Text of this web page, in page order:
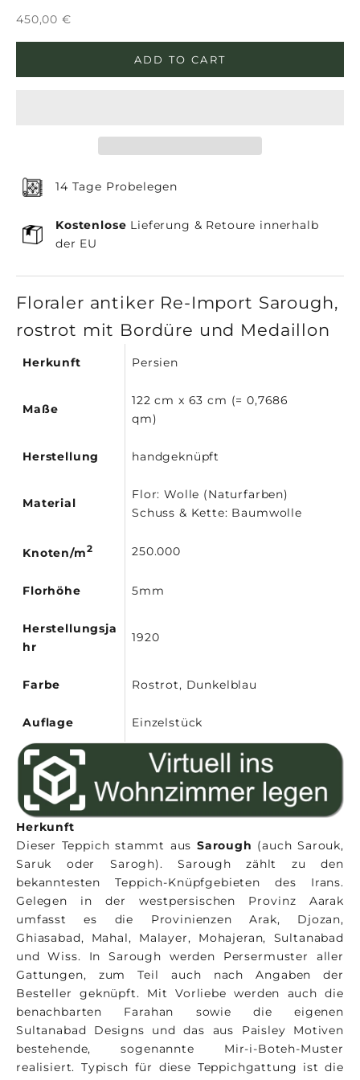
Sale price
450,00 €
ADD TO CART
14 Tage Probelegen
Kostenlose Lieferung & Retoure innerhalb
der EU
Floraler antiker Re-Import Sarough,
rostrot mit Bordüre und Medaillon
Herkunft Persien
Maße
122 cm x 63 cm (= 0,7686
qm)
Herstellung handgeknüpft
Material
Flor: Wolle (Naturfarben)
Schuss & Kette: Baumwolle
Knoten/m2 250.000
Florhöhe 5mm
Herstellungsja
hr
1920
Farbe Rostrot, Dunkelblau
Auflage Einzelstück
Herkunft
Dieser Teppich stammt aus Sarough (auch Sarouk,
Saruk oder Sarogh). Sarough zählt zu den
bekanntesten Teppich-Knüpfgebieten des Irans.
Gelegen in der westpersischen Provinz Aarak
umfasst es die Provinienzen Arak, Djozan,
Ghiasabad, Mahal, Malayer, Mohajeran, Sultanabad
und Wiss. In Sarough werden Persermuster aller
Gattungen, zum Teil auch nach Angaben der
Besteller geknüpft. Mit Vorliebe werden auch die
benachbarten Farahan sowie die eigenen
Sultanabad Designs und das aus Paisley Motiven
bestehende, sogenannte Mir-i-Boteh-Muster
realisiert. Typisch für diese Teppichgattung ist die